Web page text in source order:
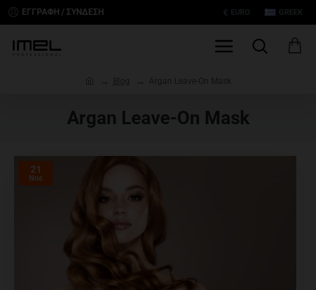
ΕΓΓΡΑΦΉ / ΣΎΝΔΕΣΗ € EURO GREEK
Argan Leave-On Mask
21
Νοε